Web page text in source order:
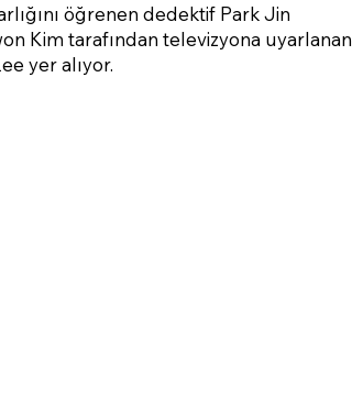
öğrenen dedektif Park Jin
Kim tarafından televizyona uyarlanan
yer alıyor.